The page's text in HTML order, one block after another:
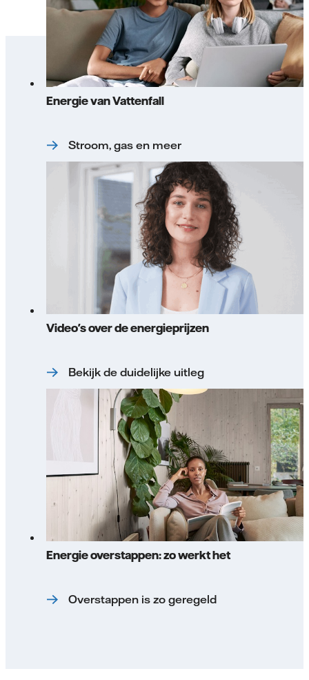
Energie van Vattenfall
Stroom, gas en meer
Video's over de energieprijzen
Bekijk de duidelijke uitleg
Energie overstappen: zo werkt het
Overstappen is zo geregeld